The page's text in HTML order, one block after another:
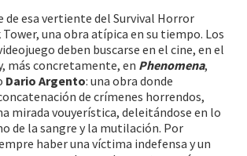
de esa vertiente del Survival Horror
una obra atípica en su tiempo. Los
deben buscarse en el cine, en el
más concretamente, en Phenomena,
Dario Argento: una obra donde
de crímenes horrendos,
mirada vouyerística, deleitándose en lo
de la sangre y la mutilación. Por
haber una víctima indefensa y un